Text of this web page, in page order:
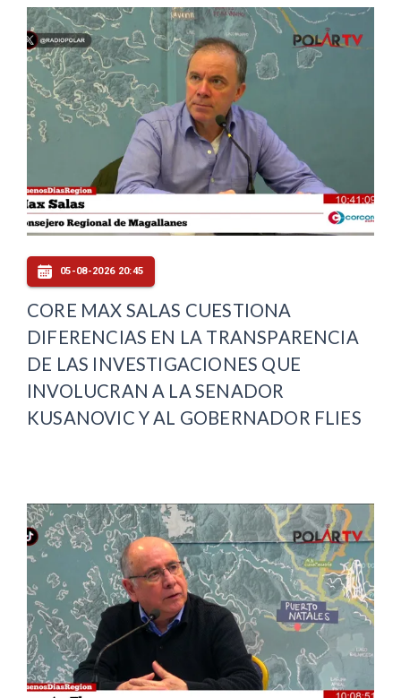
05-08-2026 20:45
CORE MAX SALAS CUESTIONA
DIFERENCIAS EN LA TRANSPARENCIA
DE LAS INVESTIGACIONES QUE
INVOLUCRAN A LA SENADOR
KUSANOVIC Y AL GOBERNADOR FLIES